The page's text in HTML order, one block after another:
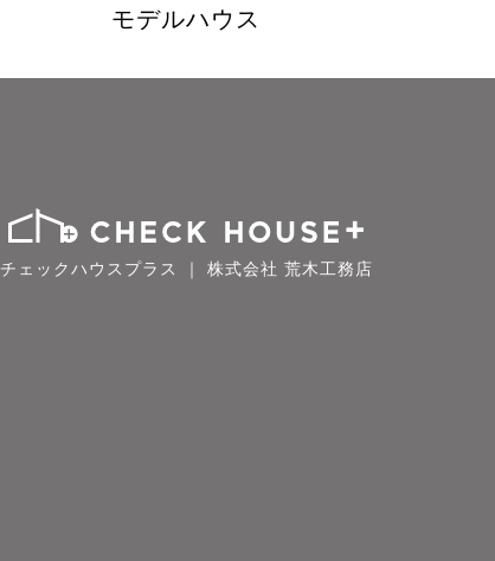
モデルハウス
チェックハウスプラス ｜ 株式会社 荒木工務店